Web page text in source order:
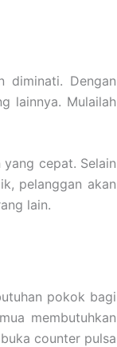
diminati. Dengan
lainnya. Mulailah
cepat. Selain
pelanggan akan
lain.
pokok bagi
membutuhkan
counter pulsa